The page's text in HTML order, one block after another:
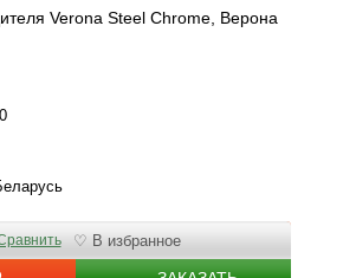
♡ В избранное